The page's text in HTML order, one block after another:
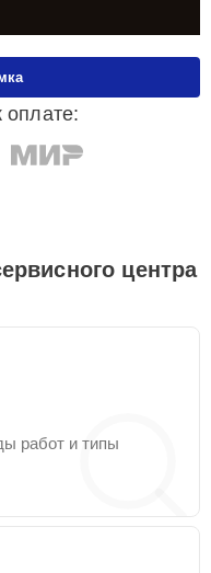
центра
работ и типы